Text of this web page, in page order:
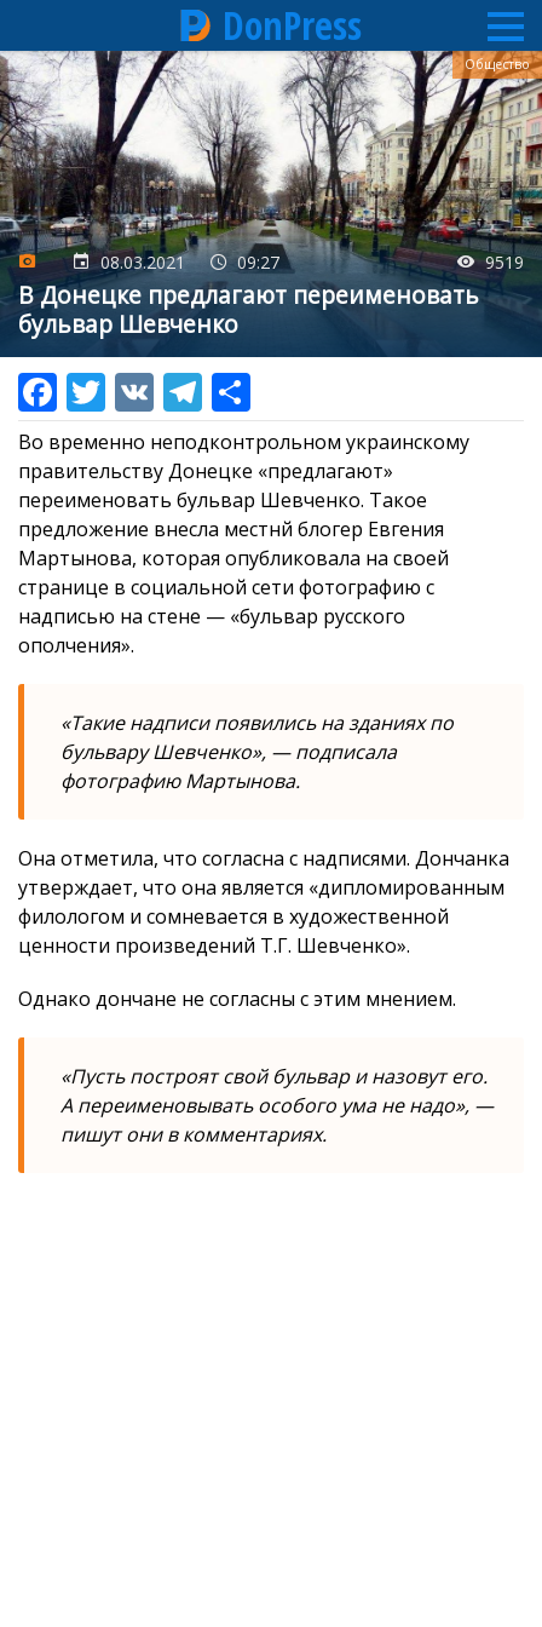
Перейти
к
основному
содержанию
DonPress
08.03.2021 09:27 9519
В Донецке предлагают переименовать
бульвар Шевченко
Общество
Во временно неподконтрольном украинскому
правительству Донецке «предлагают»
переименовать бульвар Шевченко. Такое
предложение внесла местнй блогер Евгения
Мартынова, которая опубликовала на своей
странице в социальной сети фотографию с
надписью на стене — «бульвар русского
ополчения».
«Такие надписи появились на зданиях по
бульвару Шевченко», — подписала
фотографию Мартынова.
Она отметила, что согласна с надписями. Дончанка
утверждает, что она является «дипломированным
филологом и сомневается в художественной
ценности произведений Т.Г. Шевченко».
Однако дончане не согласны с этим мнением.
«Пусть построят свой бульвар и назовут его.
А переименовывать особого ума не надо», —
пишут они в комментариях.